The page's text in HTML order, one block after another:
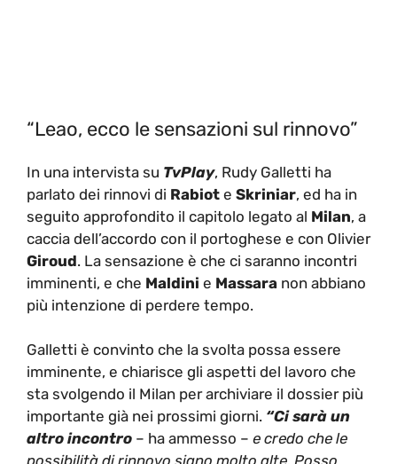
“Leao, ecco le sensazioni sul rinnovo”
In una intervista su TvPlay, Rudy Galletti ha
parlato dei rinnovi di Rabiot e Skriniar, ed ha in
seguito approfondito il capitolo legato al Milan, a
caccia dell’accordo con il portoghese e con Olivier
Giroud. La sensazione è che ci saranno incontri
imminenti, e che Maldini e Massara non abbiano
più intenzione di perdere tempo.
Galletti è convinto che la svolta possa essere
imminente, e chiarisce gli aspetti del lavoro che
sta svolgendo il Milan per archiviare il dossier più
importante già nei prossimi giorni. “Ci sarà un
altro incontro – ha ammesso – e credo che le
possibilità di rinnovo siano molto alte. Posso